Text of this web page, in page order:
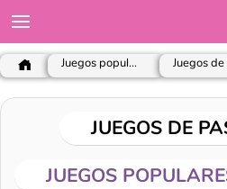
Juegos populares
JUEGOS DE
JUEGOS